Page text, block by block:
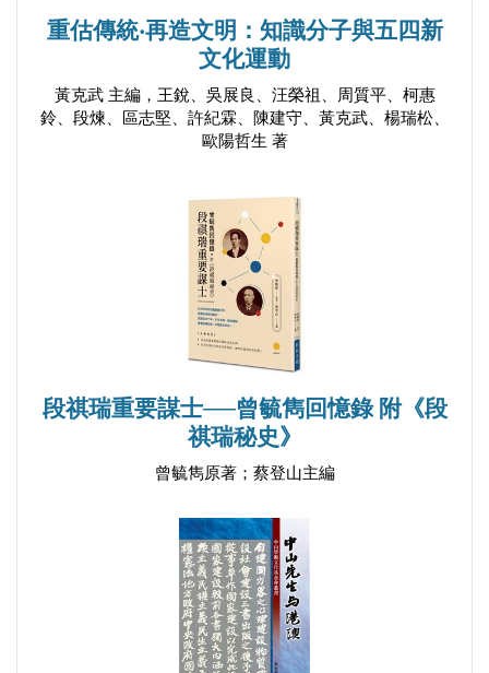
重估傳統‧再造文明：知識分子與五四新
文化運動
黃克武 主編，王銳、吳展良、汪榮祖、周質平、柯惠
鈴、段煉、區志堅、許紀霖、陳建守、黃克武、楊瑞松、
歐陽哲生 著
段祺瑞重要謀士──曾毓雋回憶錄 附《段
祺瑞秘史》
曾毓雋原著；蔡登山主編